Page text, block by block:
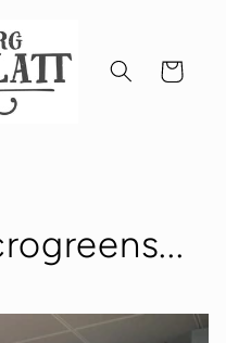
Warenkorb